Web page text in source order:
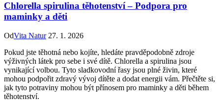
Chlorella spirulina těhotenství – Podpora pro
maminky a děti
OdVita Natur 27. 1. 2026
Pokud jste těhotná nebo kojíte, hledáte pravděpodobně zdroje
výživných látek pro sebe i své dítě. Chlorella a spirulina jsou
vynikající volbou. Tyto sladkovodní řasy jsou plné živin, které
mohou podpořit zdravý vývoj dítěte a dodat energii vám. Přečtěte si,
jak tyto potraviny mohou být přínosem pro maminky a děti během
těhotenství.